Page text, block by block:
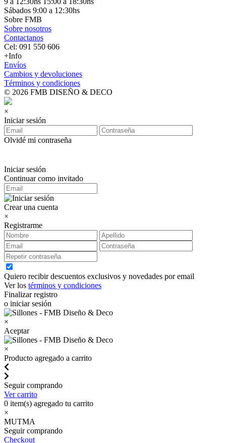
Sábados 9:00 a 12:30hs
Sobre FMB
Sobre nosotros
Contactanos
Cel: 091 550 606
+Info
Envíos
Cambios y devoluciones
Términos y condiciones
© 2026 FMB DISEÑO & DECO
×
Iniciar sesión
Olvidé mi contraseña
Iniciar sesión
Continuar como invitado
Crear una cuenta
×
Registrarme
Quiero recibir descuentos exclusivos y novedades por email
Ver los términos y condiciones
Finalizar registro
o iniciar sesión
×
Aceptar
×
Producto agregado a carrito
Seguir comprando
Ver carrito
0 item(s) agregado tu carrito
×
MUTMA
Seguir comprando
Checkout